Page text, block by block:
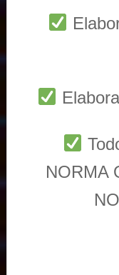
NORMA